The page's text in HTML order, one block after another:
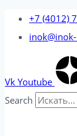
Перейти
содержимому
+7 (4012)
Vk Youtube
Search